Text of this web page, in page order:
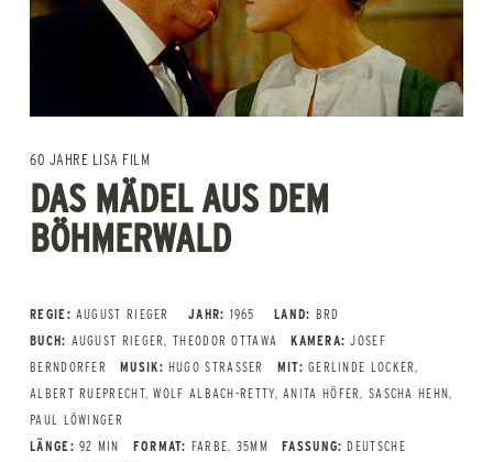
60 JAHRE LISA FILM
DAS MÄDEL AUS DEM
BÖHMERWALD
REGIE: AUGUST RIEGER JAHR: 1965 LAND: BRD
BUCH: AUGUST RIEGER, THEODOR OTTAWA KAMERA: JOSEF
BERNDORFER
MUSIK: HUGO STRASSER MIT: GERLINDE LOCKER,
ALBERT RUEPRECHT, WOLF ALBACH-RETTY, ANITA HÖFER, SASCHA HEHN,
PAUL LÖWINGER
LÄNGE: 92 MIN FORMAT: FARBE, 35MM FASSUNG: DEUTSCHE